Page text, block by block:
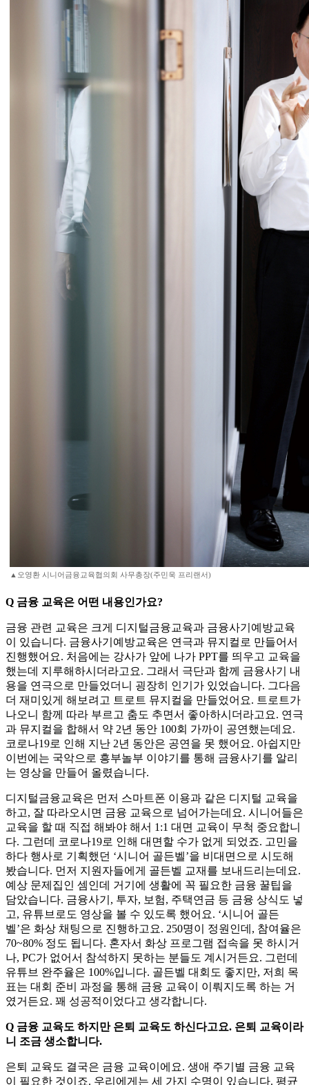
▲오영환 시니어금융교육협의회 사무총장(주민욱 프리랜서)
Q 금융 교육은 어떤 내용인가요?
금융 관련 교육은 크게 디지털금융교육과 금융사기예방교육
이 있습니다. 금융사기예방교육은 연극과 뮤지컬로 만들어서
진행했어요. 처음에는 강사가 앞에 나가 PPT를 띄우고 교육을
했는데 지루해하시더라고요. 그래서 극단과 함께 금융사기 내
용을 연극으로 만들었더니 굉장히 인기가 있었습니다. 그다음
더 재미있게 해보려고 트로트 뮤지컬을 만들었어요. 트로트가
나오니 함께 따라 부르고 춤도 추면서 좋아하시더라고요. 연극
과 뮤지컬을 합해서 약 2년 동안 100회 가까이 공연했는데요.
코로나19로 인해 지난 2년 동안은 공연을 못 했어요. 아쉽지만
이번에는 국악으로 흥부놀부 이야기를 통해 금융사기를 알리
는 영상을 만들어 올렸습니다.
디지털금융교육은 먼저 스마트폰 이용과 같은 디지털 교육을
하고, 잘 따라오시면 금융 교육으로 넘어가는데요. 시니어들은
교육을 할 때 직접 해봐야 해서 1:1 대면 교육이 무척 중요합니
다. 그런데 코로나19로 인해 대면할 수가 없게 되었죠. 고민을
하다 행사로 기획했던 ‘시니어 골든벨’을 비대면으로 시도해
봤습니다. 먼저 지원자들에게 골든벨 교재를 보내드리는데요.
예상 문제집인 셈인데 거기에 생활에 꼭 필요한 금융 꿀팁을
담았습니다. 금융사기, 투자, 보험, 주택연금 등 금융 상식도 넣
고, 유튜브로도 영상을 볼 수 있도록 했어요. ‘시니어 골든
벨’은 화상 채팅으로 진행하고요. 250명이 정원인데, 참여율은
70~80% 정도 됩니다. 혼자서 화상 프로그램 접속을 못 하시거
나, PC가 없어서 참석하지 못하는 분들도 계시거든요. 그런데
유튜브 완주율은 100%입니다. 골든벨 대회도 좋지만, 저희 목
표는 대회 준비 과정을 통해 금융 교육이 이뤄지도록 하는 거
였거든요. 꽤 성공적이었다고 생각합니다.
Q 금융 교육도 하지만 은퇴 교육도 하신다고요. 은퇴 교육이라
니 조금 생소합니다.
은퇴 교육도 결국은 금융 교육이에요. 생애 주기별 금융 교육
이 필요한 것이죠. 우리에게는 세 가지 수명이 있습니다. 평균